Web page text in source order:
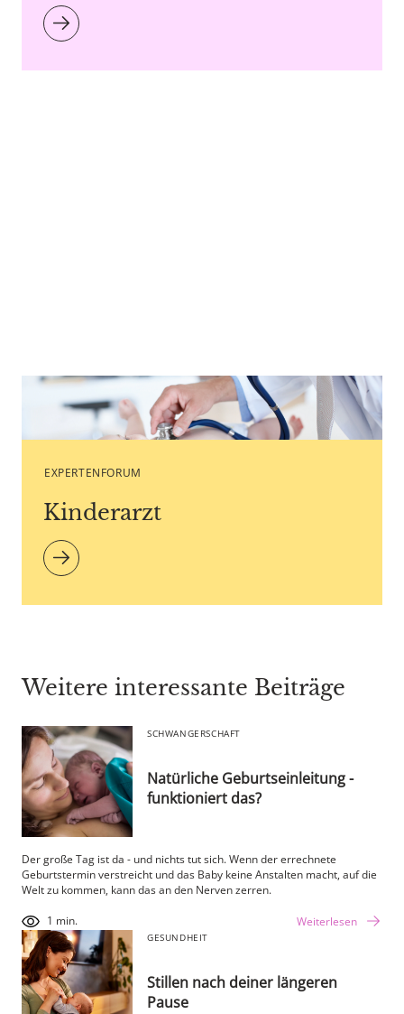
Copyright agency stock.adobe.com
EXPERTENFORUM
Kinderarzt
Weitere interessante Beiträge
SCHWANGERSCHAFT
Natürliche Geburtseinleitung -
funktioniert das?
Der große Tag ist da - und nichts tut sich. Wenn der errechnete
Geburtstermin verstreicht und das Baby keine Anstalten macht, auf die
Welt zu kommen, kann das an den Nerven zerren.
Weiterlesen
1 min.
GESUNDHEIT
Stillen nach deiner längeren
Pause